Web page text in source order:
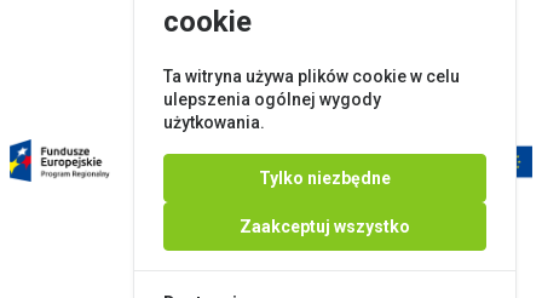
cookie
Ta witryna używa plików cookie w celu
ulepszenia ogólnej wygody
użytkowania.
Tylko niezbędne
Zaakceptuj wszystko